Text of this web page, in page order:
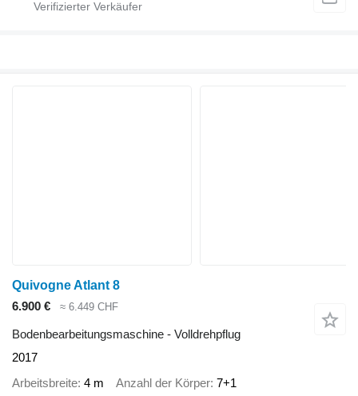
Quivogne Atlant 8
6.900 €
≈ 6.449 CHF
Bodenbearbeitungsmaschine - Volldrehpflug
2017
Arbeitsbreite 4 m Anzahl der Körper 7+1